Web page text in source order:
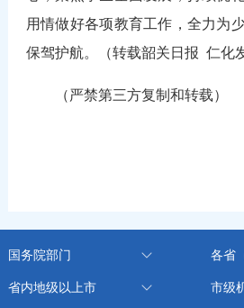
用情做好各项教育工作，全力为
保驾护航。（转载韶关日报 仁化
（严禁第三方复制和转载）
国务院部门 各省
省内地级以上市 市级